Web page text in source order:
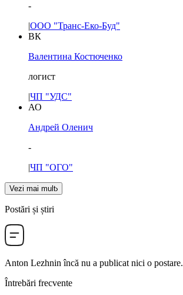
-
|ООО "Транс-Еко-Буд"
ВК
Валентина Костюченко
логист
|ЧП "УДС"
АО
Андрей Оленич
-
|ЧП "ОГО"
Vezi mai mult
Postări și știri
Anton Lezhninîncă nu a publicat nici o postare.
Întrebări frecvente